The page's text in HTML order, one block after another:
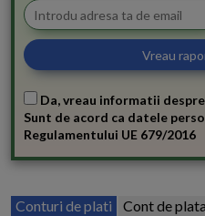
Da, vreau informatii
Sunt de acord ca datele
Regulamentului UE 679/2016
Conturi de plati Cont de plata